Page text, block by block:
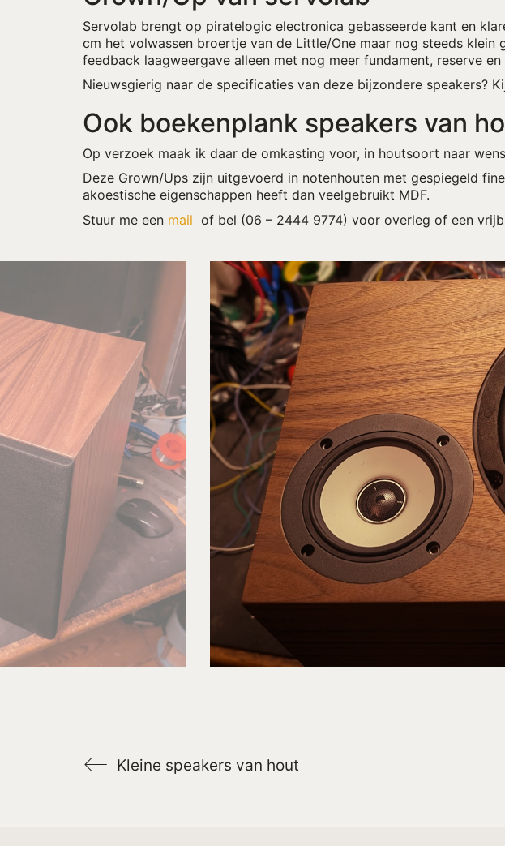
Servolab brengt op piratelogic electronica gebasseerde kant en
cm het volwassen broertje van de Little/One maar nog steeds
feedback laagweergave alleen met nog meer fundament, reserve
Nieuwsgierig naar de specificaties van deze bijzondere speakers?
Ook boekenplank speakers van
Op verzoek maak ik daar de omkasting voor, in houtsoort naar
Deze Grown/Ups zijn uitgevoerd in notenhouten met gespiegeld
akoestische eigenschappen heeft dan veelgebruikt MDF.
Stuur me een mail of bel (06 – 2444 9774) voor overleg of een
Kleine speakers van hout